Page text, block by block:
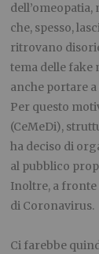
dell’omeopatia,
che, spesso,
ritrovano
tema delle fake
anche portare
Per questo
(CeMeDi),
ha deciso di
al pubblico
Inoltre, a
di Coronavirus.
Ci farebbe